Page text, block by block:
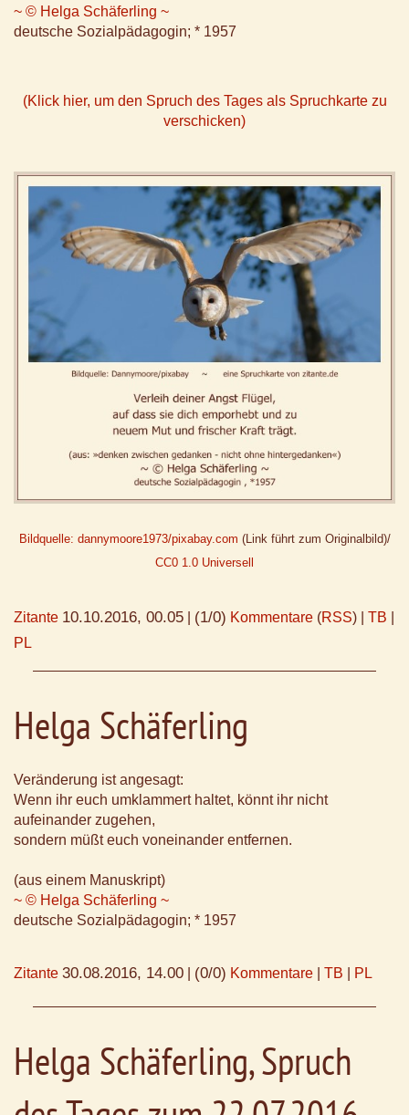
~ © Helga Schäferling ~
deutsche Sozialpädagogin; * 1957
(Klick hier, um den Spruch des Tages als Spruchkarte zu
verschicken)
Bildquelle: dannymoore1973/pixabay.com (Link führt zum Originalbild)/
CC0 1.0 Universell
Zitante 10.10.2016, 00.05 (1/0) Kommentare (RSS) | TB
PL
Helga Schäferling
Veränderung ist angesagt:
Wenn ihr euch umklammert haltet, könnt ihr nicht
aufeinander zugehen,
sondern müßt euch voneinander entfernen.
(aus einem Manuskript)
~ © Helga Schäferling ~
deutsche Sozialpädagogin; * 1957
Zitante 30.08.2016, 14.00 (0/0) Kommentare TB PL
Helga Schäferling, Spruch